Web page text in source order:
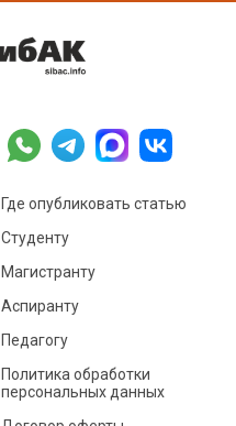
Где опубликовать статью
Студенту
Магистранту
Аспиранту
Педагогу
Политика обработки
персональных данных